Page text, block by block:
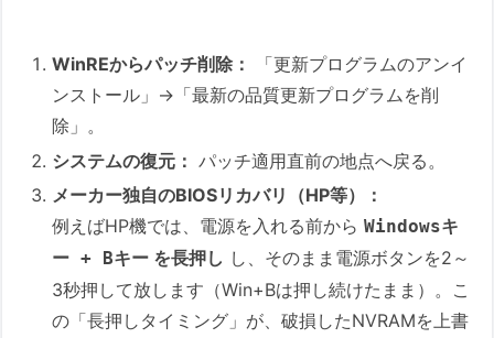
WinREからパッチ削除：
「更新プログラムのアンイ
ンストール」→「最新の品質更新プログラムを削
除」。
システムの復元： パッチ適用直前の地点へ戻る。
メーカー独自のBIOSリカバリ（HP等）：
例えばHP機では、電源を入れる前からWindowsキ
ー + Bキー を長押し し、そのまま電源ボタンを2～
3秒押して放します（Win+Bは押し続けたまま）。こ
の「長押しタイミング」が、破損したNVRAMを上書